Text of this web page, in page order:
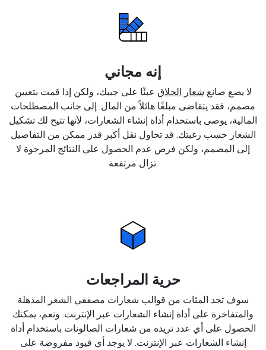
إنه مجاني
لا يضع صانع شعار الحلاق عبئًا على جيبك، ولكن إذا قمت بتعيين
مصمم، فقد يتقاضى مبلغًا هائلاً من المال. إلى جانب المصطلحات
المالية، يوصى باستخدام أداة إنشاء الشعارات، لأنها تتيح لك تشكيل
الشعار حسب رغبتك. قد تحاول نقل أكبر قدر ممكن من التفاصيل
إلى المصمم، ولكن فرص عدم الحصول على النتائج المرجوة لا
تزال مرتفعة.
حرية المراجعات
سوف تجد المئات من قوالب شعارات مصففي الشعر المذهلة
والمتفاخرة على أداة إنشاء الشعارات عبر الإنترنت. ونعم، يمكنك
الحصول على أي عدد تريده من شعارات الصالونات باستخدام أداة
إنشاء الشعارات عبر الإنترنت. لا يوجد أي قيود مفروضة على